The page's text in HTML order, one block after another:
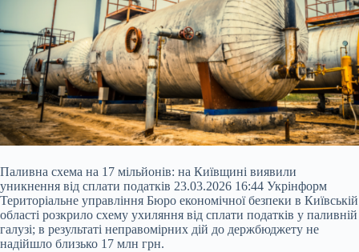
Паливна схема на 17 мільйонів: на Київщині виявили
уникнення від сплати податків 23.03.2026 16:44 Укрінформ
Територіальне управління Бюро економічної безпеки в Київській
області розкрило схему ухиляння від сплати податків у паливній
галузі; в результаті неправомірних дій до держбюджету не
надійшло близько 17 млн грн.